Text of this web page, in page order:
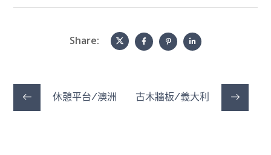
Share:
休憩平台/澳洲 古木牆板/義大利